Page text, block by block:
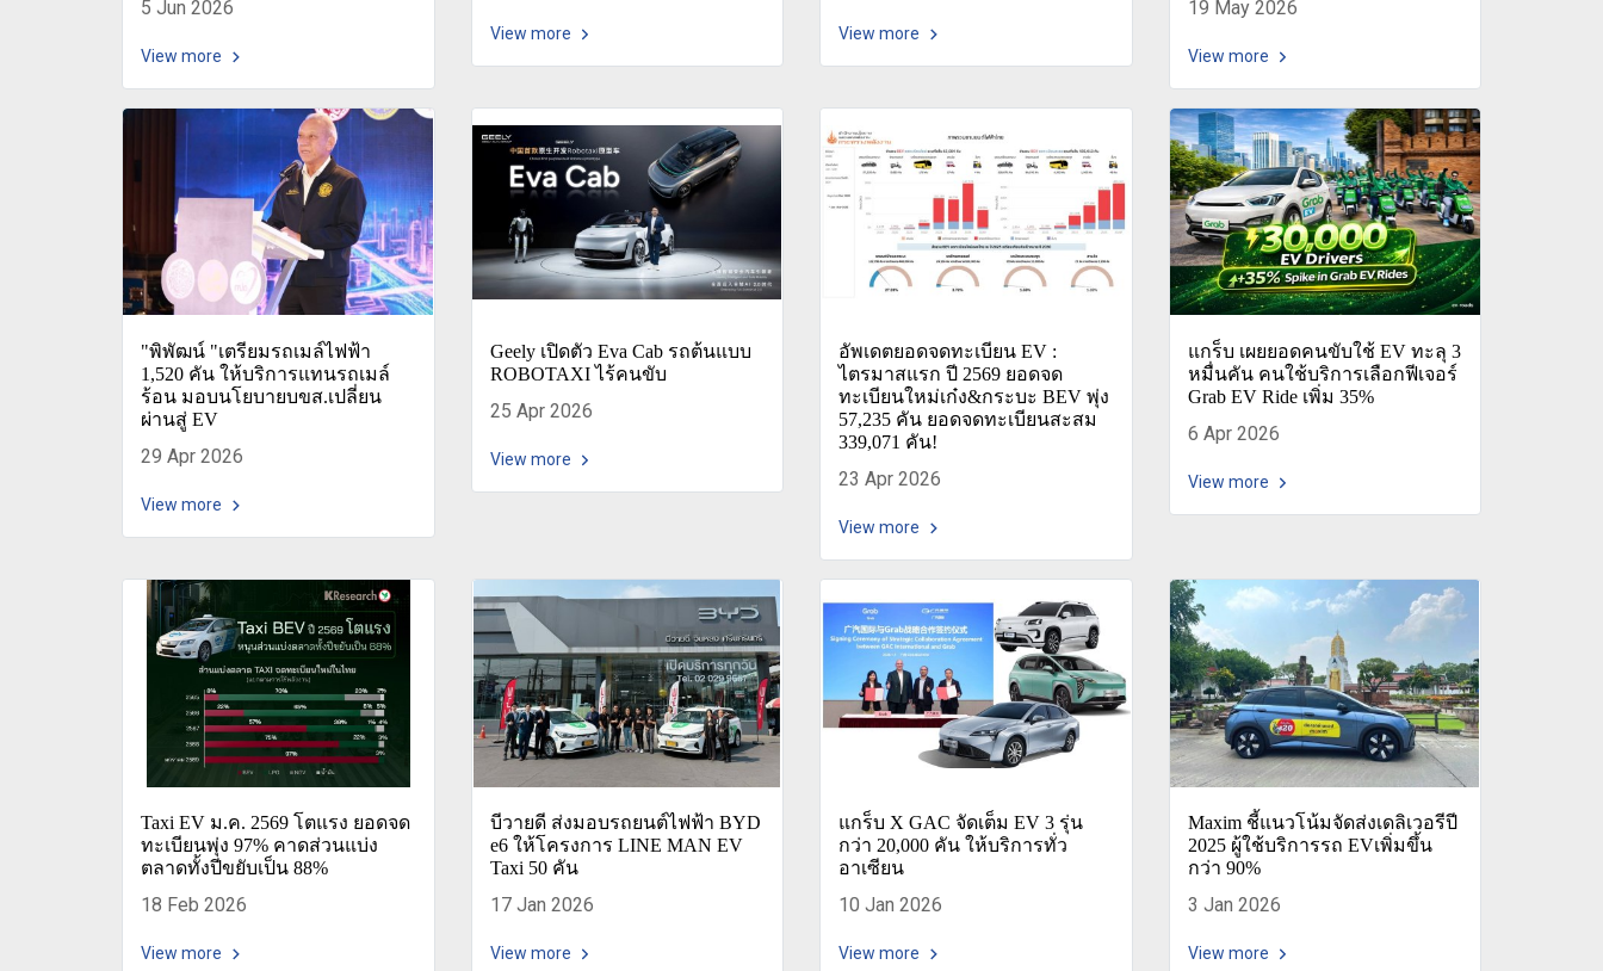
5 Jun 2026
View more
View more View more
19 May 2026
View more
"พิพัฒน์ "เตรียมรถเมล์ไฟฟ้า
1,520 คัน ให้บริการแทนรถเมล์
ร้อน มอบนโยบายบขส.เปลี่ยน
ผ่านสู่ EV
29 Apr 2026
View more
Geely เปิดตัว Eva Cab รถต้นแบบ
ROBOTAXI ไร้คนขับ
25 Apr 2026
View more
อัพเดตยอดจดทะเบียน EV :
ไตรมาสแรก ปี 2569 ยอดจด
ทะเบียนใหม่เก๋ง&กระบะ BEV พุ่ง
57,235 คัน ยอดจดทะเบียนสะสม
339,071 คัน!
23 Apr 2026
View more
แกร็บ เผยยอดคนขับใช้ EV ทะลุ 3
หมื่นคัน คนใช้บริการเลือกฟีเจอร์
Grab EV Ride เพิ่ม 35%
6 Apr 2026
View more
Taxi EV ม.ค. 2569 โตแรง ยอดจด
ทะเบียนพุ่ง 97% คาดส่วนแบ่ง
ตลาดทั้งปีขยับเป็น 88%
18 Feb 2026
View more
บีวายดี ส่งมอบรถยนต์ไฟฟ้า BYD
e6 ให้โครงการ LINE MAN EV
Taxi 50 คัน
17 Jan 2026
View more
แกร็บ X GAC จัดเต็ม EV 3 รุ่น
กว่า 20,000 คัน ให้บริการทั่ว
อาเซียน
10 Jan 2026
View more
Maxim ชี้แนวโน้มจัดส่งเดลิเวอรีปี
2025 ผู้ใช้บริการรถ EVเพิ่มขึ้น
กว่า 90%
3 Jan 2026
View more